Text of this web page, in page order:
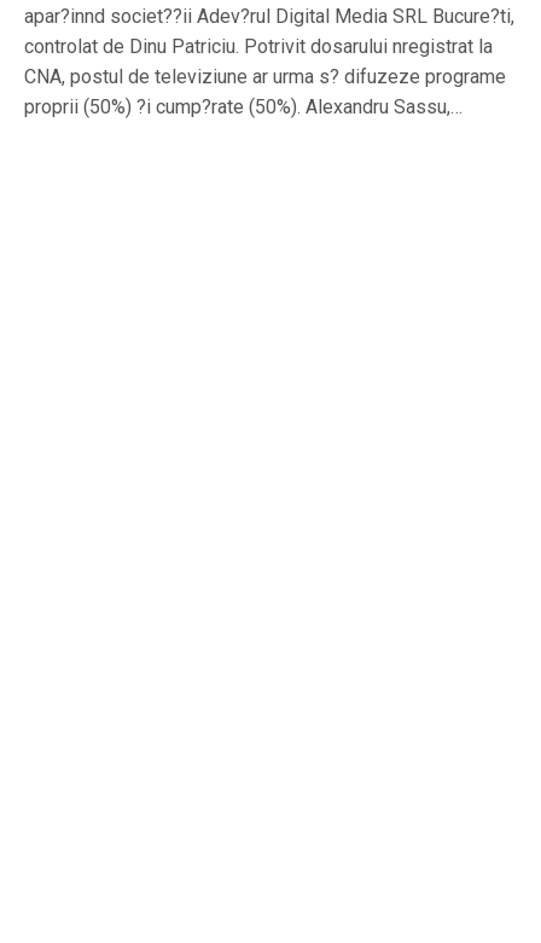
apar?innd societ??ii Adev?rul Digital Media SRL Bucure?ti,
controlat de Dinu Patriciu. Potrivit dosarului nregistrat la
CNA, postul de televiziune ar urma s? difuzeze programe
proprii (50%) ?i cump?rate (50%). Alexandru Sassu,…